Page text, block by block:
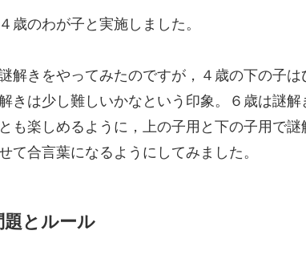
歳のわが子と実施しました。
解きをやってみたのですが，４歳の下の子
きは少し難しいかなという印象。６歳は謎
も楽しめるように，上の子用と下の子用で
て合言葉になるようにしてみました。
題とルール